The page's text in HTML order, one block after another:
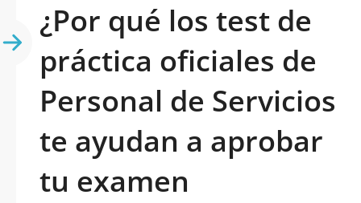
¿Por qué los test de
práctica oficiales de
Personal de Servicios
te ayudan a aprobar
tu examen